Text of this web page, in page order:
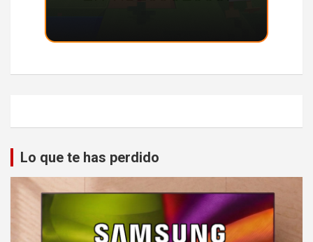
Lo que te has perdido